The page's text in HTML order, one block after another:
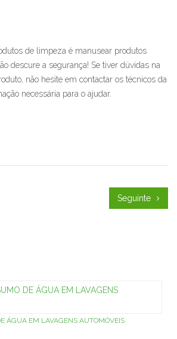
de limpeza é manusear produtos
descure a segurança! Se tiver dúvidas na
não hesite em contactar os técnicos da
necessária para o ajudar.
Seguinte
ÁGUA EM LAVAGENS AUTOMÓVEIS